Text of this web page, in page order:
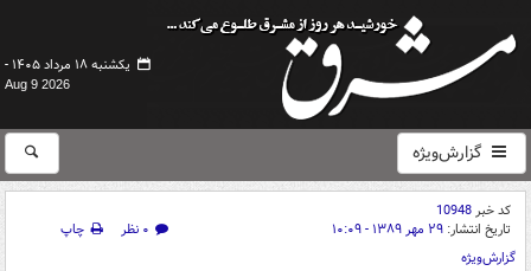
یکشنبه ۱۸ مرداد ۱۴۰۵ -
Aug 9 2026
گزارش‌ویژه
کد خبر10948
تاریخ انتشار: ۲۹ مهر ۱۳۸۹ - ۱۰:۰۹ ۰ نظر
چاپ
گزارش‌ویژه